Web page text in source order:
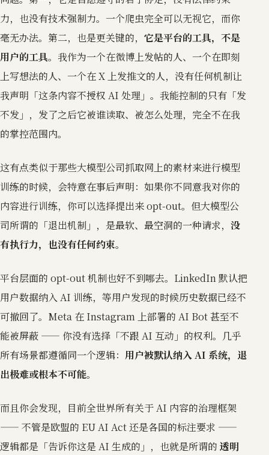
力，也没有技术强制力。一个爬虫完全可以无视它，而你
毫无办法。第二，也是更关键的， 它是平台的工具，不是
用户的工具。我作为一个在微博上发帖的人、一个在即刻
上写想法的人、一个在 X 上发推文的人，没有任何机制让
我声明「这条内容不授权 AI 处理」。我能控制的只有「发
不发」，发了之后它被谁读取、被怎么处理，完全不在我
的掌控范围内。
这有点类似于那些大模型公司抓取网上的素材来进行模型
训练的时候，会特意在事后声明：如果你不同意我对你的
内容进行训练，你可以选择提出来 opt-out。但大模型公
司所谓的「退出机制」，是最软、最空洞的一种请求， 没
有执行力，也没有任何约束。
平台层面的 opt-out 机制也好不到哪去。LinkedIn 默认把
用户数据纳入 AI 训练，等用户发现的时候历史数据已经不
可撤回了。Meta 在 Instagram 上部署的 AI Bot 甚至不
能被屏蔽 —— 你没有选择「不跟 AI 互动」的权利。几乎
所有场景都遵循同一个逻辑： 用户被默认纳入 AI 系统，退
出极难或根本不可能。
而且你会发现，目前全世界所有关于 AI 内容的治理框架
—— 不管是欧盟的 EU AI Act 还是各国的标注要求 ——
逻辑都是「告诉你这是 AI 生成的」，也就是所谓的 透明